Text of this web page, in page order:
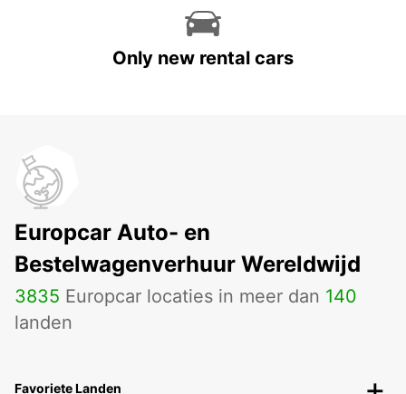
Only new rental cars
Europcar Auto- en
Bestelwagenverhuur Wereldwijd
3835 Europcar locaties in meer dan 140
landen
Favoriete Landen